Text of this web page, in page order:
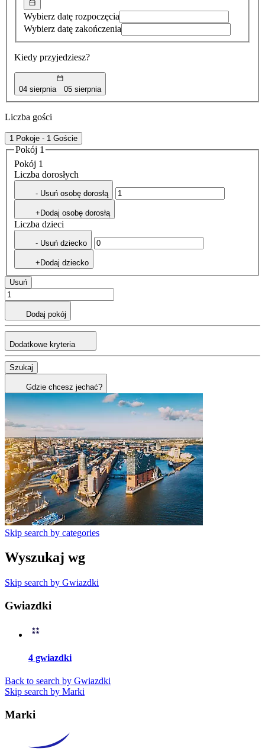
Wybierz datę rozpoczęcia
Wybierz datę zakończenia
Kiedy przyjedziesz?
04 sierpnia 05 sierpnia
Liczba gości
1 Pokoje - 1 Goście
Pokój 1
Pokój 1
Liczba dorosłych
- Usuń osobę dorosłą
+Dodaj osobę dorosłą
Liczba dzieci
- Usuń dziecko
+Dodaj dziecko
Usuń
Dodaj pokój
Dodatkowe kryteria
Szukaj
Gdzie chcesz jechać?
Skip search by categories
Wyszukaj wg
Skip search by Gwiazdki
Gwiazdki
4 gwiazdki
Back to search by Gwiazdki
Skip search by Marki
Marki